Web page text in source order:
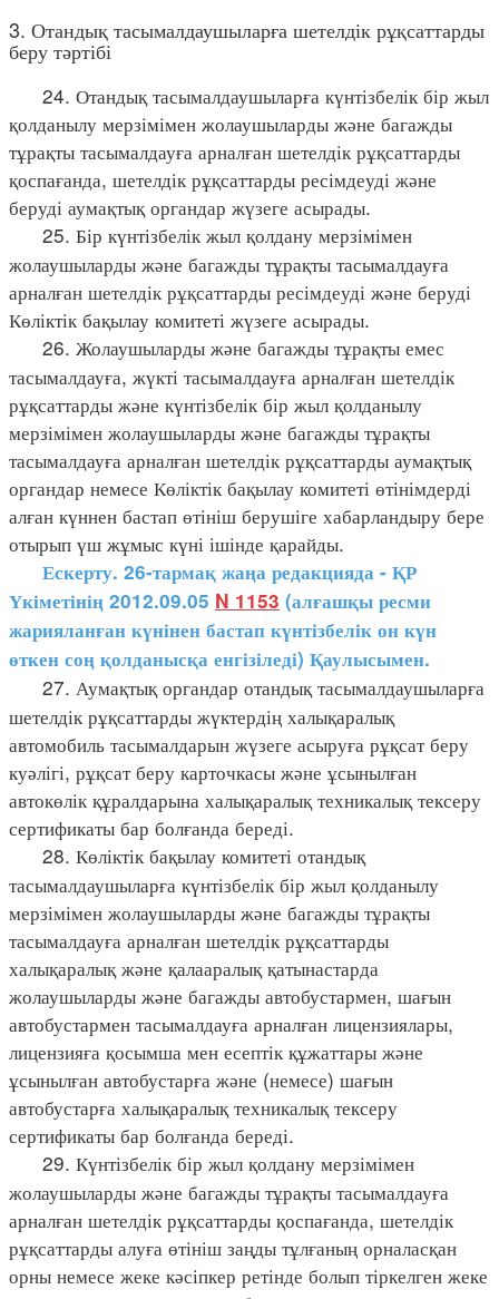
3. Отандық тасымалдаушыларға шетелдік рұқсаттарды
беру тәртібі
24. Отандық тасымалдаушыларға күнтізбелік бір жыл
қолданылу мерзімімен жолаушыларды және багажды
тұрақты тасымалдауға арналған шетелдік рұқсаттарды
қоспағанда, шетелдік рұқсаттарды ресімдеуді және
беруді аумақтық органдар жүзеге асырады.
25. Бір күнтізбелік жыл қолдану мерзімімен
жолаушыларды және багажды тұрақты тасымалдауға
арналған шетелдік рұқсаттарды ресімдеуді және беруді
Көліктік бақылау комитеті жүзеге асырады.
26. Жолаушыларды және багажды тұрақты емес
тасымалдауға, жүкті тасымалдауға арналған шетелдік
рұқсаттарды және күнтізбелік бір жыл қолданылу
мерзімімен жолаушыларды және багажды тұрақты
тасымалдауға арналған шетелдік рұқсаттарды аумақтық
органдар немесе Көліктік бақылау комитеті өтінімдерді
алған күннен бастап өтініш берушіге хабарландыру бере
отырып үш жұмыс күні ішінде қарайды.
Ескерту. 26-тармақ жаңа редакцияда - ҚР
Үкіметінің 2012.09.05 N 1153 (алғашқы ресми
жарияланған күнінен бастап күнтізбелік он күн
өткен соң қолданысқа енгізіледі) Қаулысымен.
27. Аумақтық органдар отандық тасымалдаушыларға
шетелдік рұқсаттарды жүктердің халықаралық
автомобиль тасымалдарын жүзеге асыруға рұқсат беру
куәлігі, рұқсат беру карточкасы және ұсынылған
автокөлік құралдарына халықаралық техникалық тексеру
сертификаты бар болғанда береді.
28. Көліктік бақылау комитеті отандық
тасымалдаушыларға күнтізбелік бір жыл қолданылу
мерзімімен жолаушыларды және багажды тұрақты
тасымалдауға арналған шетелдік рұқсаттарды
халықаралық және қалааралық қатынастарда
жолаушыларды және багажды автобустармен, шағын
автобустармен тасымалдауға арналған лицензиялары,
лицензияға қосымша мен есептік құжаттары және
ұсынылған автобустарға және (немесе) шағын
автобустарға халықаралық техникалық тексеру
сертификаты бар болғанда береді.
29. Күнтізбелік бір жыл қолдану мерзімімен
жолаушыларды және багажды тұрақты тасымалдауға
арналған шетелдік рұқсаттарды қоспағанда, шетелдік
рұқсаттарды алуға өтініш заңды тұлғаның орналасқан
орны немесе жеке кәсіпкер ретінде болып тіркелген жеке